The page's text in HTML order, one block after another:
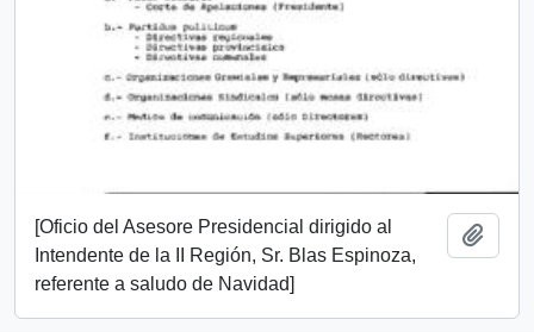
[Oficio del Asesore Presidencial dirigido al
Intendente de la II Región, Sr. Blas Espinoza,
referente a saludo de Navidad]